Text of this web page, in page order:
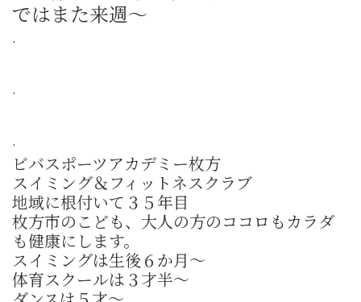
ではまた来週～
.
.
.
ビバスポーツアカデミー枚方
スイミング＆フィットネスクラブ
地域に根付いて３５年目
枚方市のこども、大人の方のココロもカラダ
も健康にします。
スイミングは生後６か月〜
体育スクールは３才半〜